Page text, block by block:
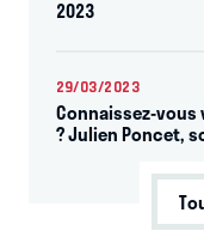
2023
29/03/2023
Connaissez-vous
? Julien Poncet,